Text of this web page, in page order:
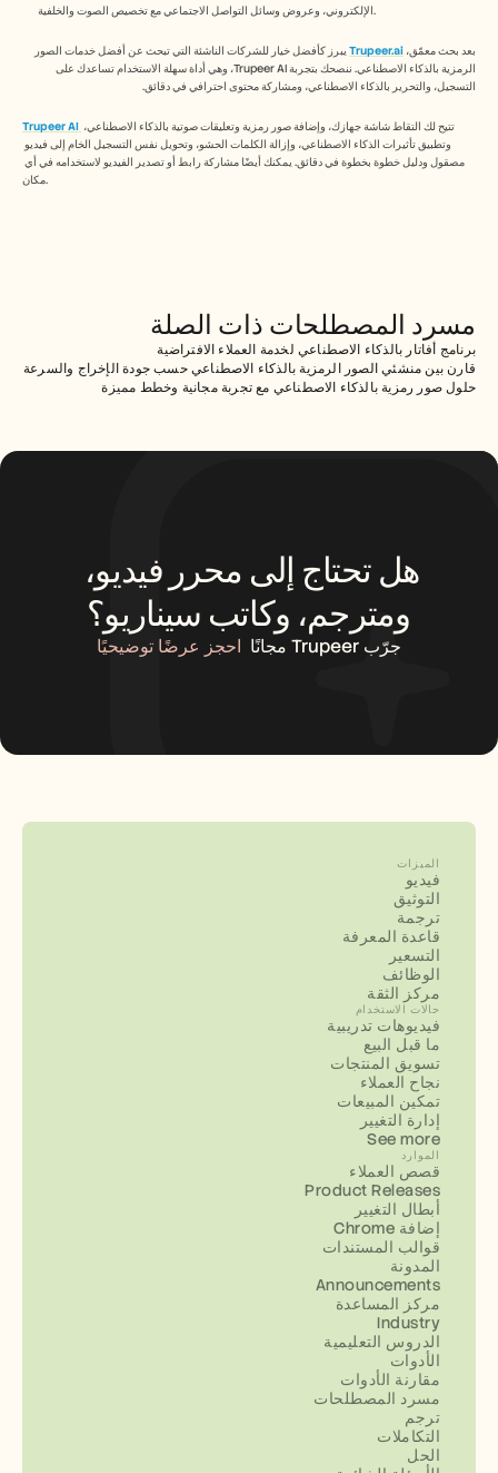
الإلكتروني، وعروض وسائل التواصل الاجتماعي مع تخصيص الصوت والخلفية.
بعد بحث معمّق، Trupeer.ai
التسجيل، والتحرير بالذكاء الاصطناعي، ومشاركة محتوى احترافي في دقائق.
Trupeer AI
مكان.
مسرد المصطلحات ذات الصلة
برنامج أفاتار بالذكاء الاصطناعي لخدمة العملاء الافتراضية
قارن بين منشئي الصور الرمزية بالذكاء الاصطناعي حسب جودة الإخراج والسرعة
حلول صور رمزية بالذكاء الاصطناعي مع تجربة مجانية وخطط مميزة
ومترجم، وكاتب سيناريو؟
جرّب Trupeer مجانًا احجز عرضًا توضيحيًا
الميزات
فيديو
التوثيق
ترجمة
قاعدة المعرفة
التسعير
الوظائف
مركز الثقة
حالات الاستخدام
فيديوهات تدريبية
ما قبل البيع
تسويق المنتجات
نجاح العملاء
تمكين المبيعات
إدارة التغيير
See more
الموارد
قصص العملاء
Product Releases
أبطال التغيير
إضافة Chrome
قوالب المستندات
المدونة
Announcements
مركز المساعدة
Industry
الدروس التعليمية
الأدوات
مقارنة الأدوات
مسرد المصطلحات
ترجم
التكاملات
الحل